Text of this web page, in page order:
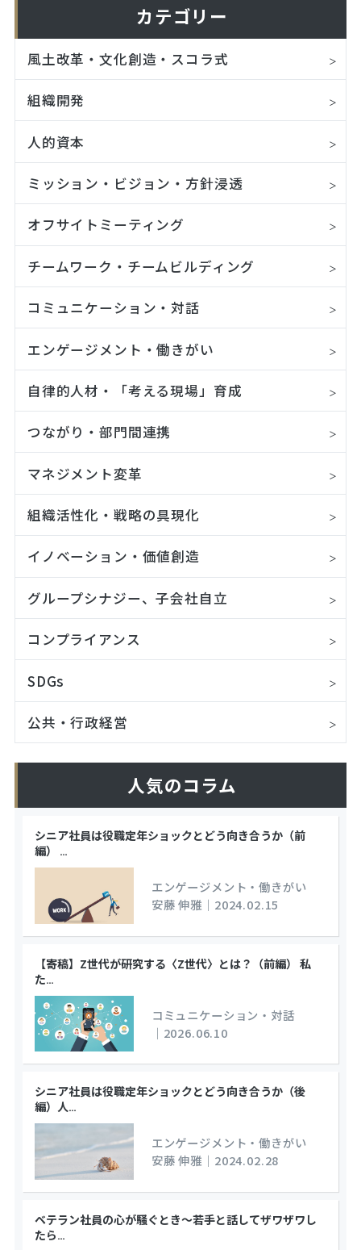
カテゴリー
風土改革・文化創造・スコラ式
組織開発
人的資本
ミッション・ビジョン・方針浸透
オフサイトミーティング
チームワーク・チームビルディング
コミュニケーション・対話
エンゲージメント・働きがい
自律的人材・「考える現場」育成
つながり・部門間連携
マネジメント変革
組織活性化・戦略の具現化
イノベーション・価値創造
グループシナジー、子会社自立
コンプライアンス
SDGs
公共・行政経営
人気のコラム
シニア社員は役職定年ショックとどう向き合うか（前
編）
…
エンゲージメント・働きがい
安藤 伸雅 ｜ 2024.02.15
【寄稿】Z世代が研究する〈Z世代〉とは？（前編） 私
た…
コミュニケーション・対話
｜ 2026.06.10
シニア社員は役職定年ショックとどう向き合うか（後
編）人…
エンゲージメント・働きがい
安藤 伸雅 ｜ 2024.02.28
ベテラン社員の心が騒ぐとき～若手と話してザワザワし
たら…